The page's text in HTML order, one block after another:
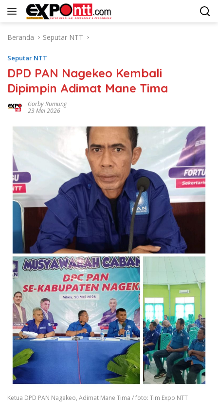
Langsung
Beranda
Seputar NTT
Seputar NTT
DPD PAN Nagekeo Kembali
Dipimpin Adimat Mane Tima
Gorby Rumung
23 Mei 2026
Ketua DPD PAN Nagekeo, Adimat Mane Tima / foto: Tim Expo NTT